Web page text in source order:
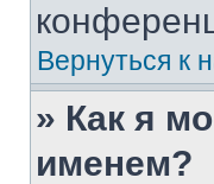
Вернуться к
» Как я
именем?